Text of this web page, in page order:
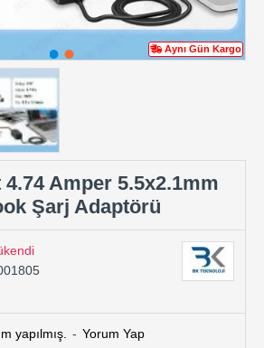
Aynı Gün Kargo
Amper 5.5x2.1mm
Şarj Adaptörü
yapılmış. - Yorum Yap